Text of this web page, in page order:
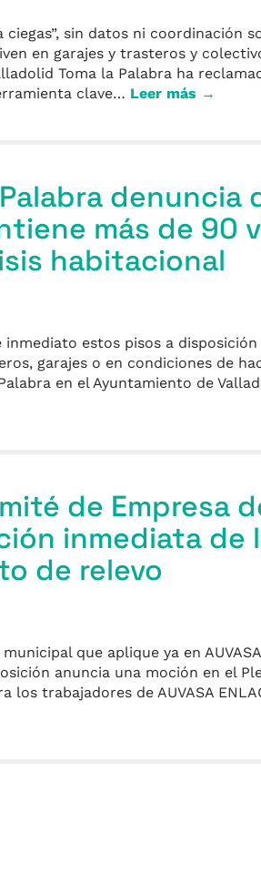
sin datos ni coordinación
en garajes y trasteros y
Toma la Palabra ha
clave… Leer más →
denuncia
más de 90
habitacional
estos pisos a
garajes o en condiciones de
en el Ayuntamiento de
de Empresa
inmediata de
de relevo
que aplique ya en
anuncia una moción en el
trabajadores de AUVASA